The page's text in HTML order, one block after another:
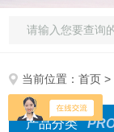
当前位置：首页 >
产品分类